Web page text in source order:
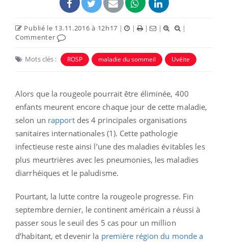
Publié le 13.11.2016 à 12h17 | | | |
|
Commenter
Mots clés : ROSP maladie du sommeil Uvéite
Alors que la rougeole pourrait être éliminée, 400
enfants meurent encore chaque jour de cette maladie,
selon un rapportdes 4 principales organisations
sanitaires internationales (1). Cette pathologie
infectieuse reste ainsi l’une des maladies évitables les
plus meurtrières avec les pneumonies, les maladies
diarrhéiques et le paludisme.
Pourtant, la lutte contre la rougeole progresse. Fin
septembre dernier, le continent américain a réussi à
passer sous le seuil des 5 cas pour un million
d’habitant, et devenir la première région du monde a